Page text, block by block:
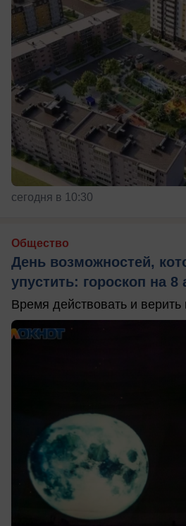
сегодня в 10:30
Общество
День возможностей,
упустить: гороскоп на 8
Время действовать и верить